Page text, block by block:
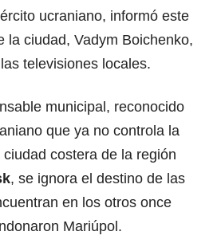
ucraniano, informó este
la ciudad, Vadym Boichenko,
televisiones locales.
municipal, reconocido
que ya no controla la
costera de la región
, se ignora el destino de las
en los otros once
Mariúpol.